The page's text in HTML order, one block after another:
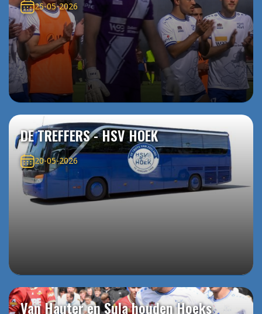
25-05-2026
DE TREFFERS - HSV HOEK
20-05-2026
Van Hauter en Sula houden Hoeks